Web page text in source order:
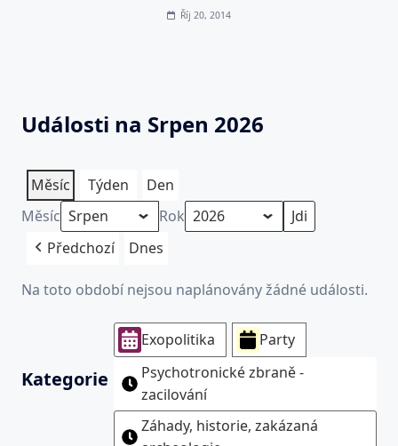
Říj 20, 2014
Události na Srpen 2026
Měsíc Týden
Den
Měsíc
Rok
Předchozí
Dnes
Na toto období nejsou naplánovány žádné události.
Kategorie
Exopolitika
Party
Psychotronické zbraně -
zacilování
Záhady, historie, zakázaná